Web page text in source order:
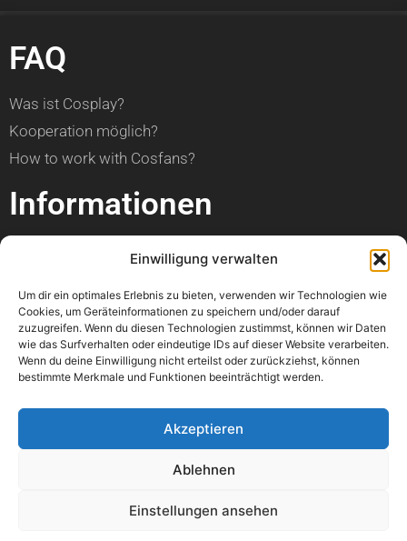
Einwilligung verwalten
Um dir ein optimales Erlebnis zu bieten, verwenden wir Technologien wie
Cookies, um Geräteinformationen zu speichern und/oder darauf
zuzugreifen. Wenn du diesen Technologien zustimmst, können wir Daten
wie das Surfverhalten oder eindeutige IDs auf dieser Website verarbeiten.
Wenn du deine Einwilligung nicht erteilst oder zurückziehst, können
bestimmte Merkmale und Funktionen beeinträchtigt werden.
Akzeptieren
Ablehnen
Einstellungen ansehen
FAQ
Was ist Cosplay?
Kooperation möglich?
How to work with Cosfans?
Informationen
Datenschutzerklärung
Hilfe
Wann ist mein Foto online?
Kann ich meine Con bewerben?
Wo kann ich einen Fehler melden?
Könnt ihr bitte mein Foto löschen?